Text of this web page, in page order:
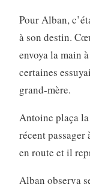
Pour Alban,
à son destin.
envoya la main
certaines
grand-mère.
Antoine plaça
récent
en route et il
Alban observa